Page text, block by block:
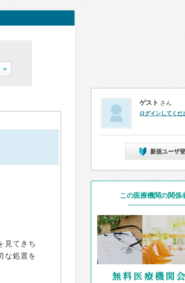
見てきち
な処置を
ゲスト さん
ログインしてくだ
新規ユーザ
この医療機関の関係